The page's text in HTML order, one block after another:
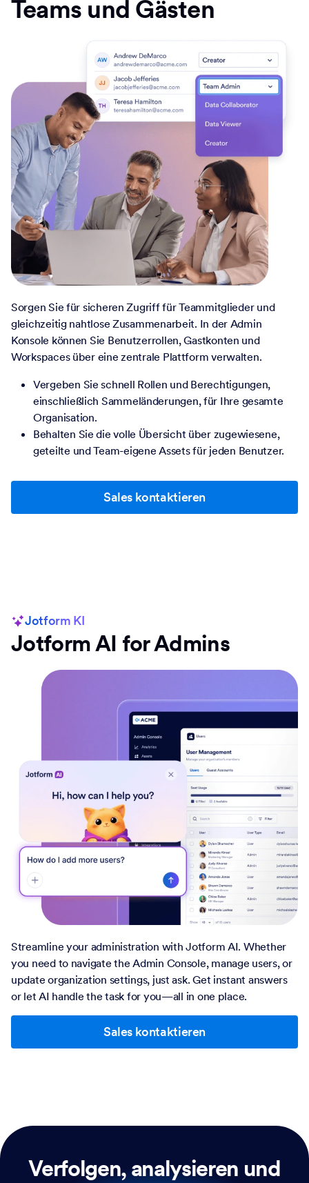
Teams und Gästen
Sorgen Sie für sicheren Zugriff für Teammitglieder und
gleichzeitig nahtlose Zusammenarbeit. In der Admin
Konsole können Sie Benutzerrollen, Gastkonten und
Workspaces über eine zentrale Plattform verwalten.
Vergeben Sie schnell Rollen und Berechtigungen,
einschließlich Sammeländerungen, für Ihre gesamte
Organisation.
Behalten Sie die volle Übersicht über zugewiesene,
geteilte und Team-eigene Assets für jeden Benutzer.
Sales kontaktieren
Jotform KI
Jotform AI for Admins
Streamline your administration with Jotform AI. Whether
you need to navigate the Admin Console, manage users, or
update organization settings, just ask. Get instant answers
or let AI handle the task for you—all in one place.
Sales kontaktieren
Verfolgen, analysieren und